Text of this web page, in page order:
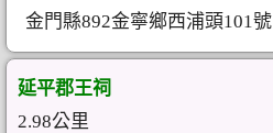
金門縣892金寧鄉西浦頭101號
延平郡王祠
2.98公里